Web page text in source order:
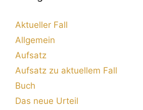
Aktueller Fall
Allgemein
Aufsatz
Aufsatz zu aktuellem Fall
Buch
Das neue Urteil